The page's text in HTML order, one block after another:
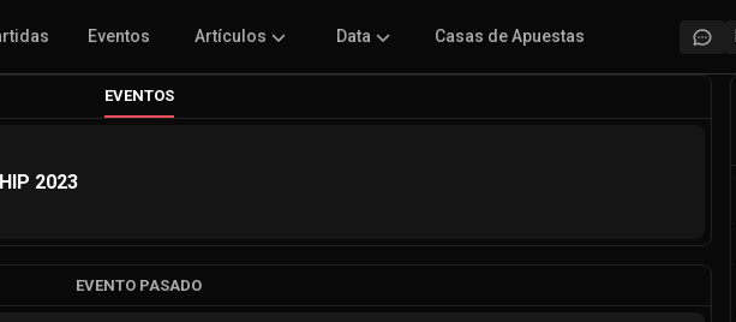
Eventos Artículos Data Casas de Apuestas
EVENTOS
2023
EVENTO PASADO